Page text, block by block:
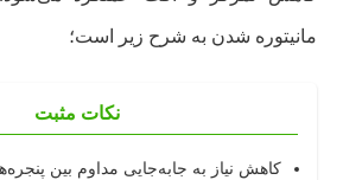
مانیتوره شدن به شرح زیر است؛
نکات مثبت
کاهش نیاز به جابه‌جایی مداوم بین